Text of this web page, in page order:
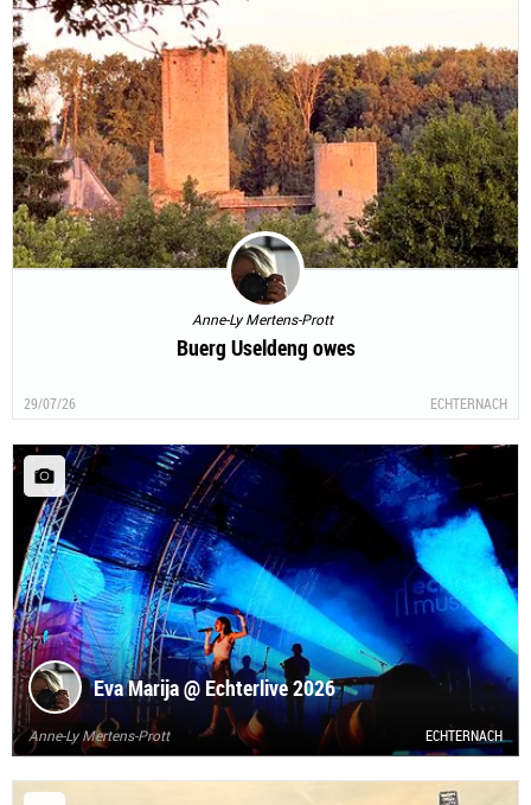
Anne-Ly Mertens-Prott
Buerg Useldeng owes
29/07/26 ECHTERNACH
Eva Marija @ Echterlive 2026
Anne-Ly Mertens-Prott ECHTERNACH